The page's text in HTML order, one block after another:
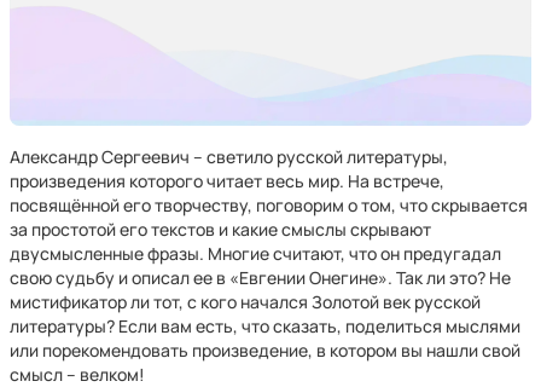
Александр Сергеевич – светило русской литературы,
произведения которого читает весь мир. На встрече,
посвящённой его творчеству, поговорим о том, что скрывается
за простотой его текстов и какие смыслы скрывают
двусмысленные фразы. Многие считают, что он предугадал
свою судьбу и описал ее в «Евгении Онегине». Так ли это? Не
мистификатор ли тот, с кого начался Золотой век русской
литературы? Если вам есть, что сказать, поделиться мыслями
или порекомендовать произведение, в котором вы нашли свой
смысл – велком!